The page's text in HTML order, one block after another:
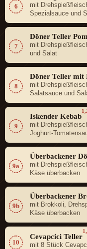
6
mit
Spezialsauce und
7
Döner Teller
mit
und Salat
8
Döner Teller mit
mit
Salatsauce und
9
Iskender Kebab
mit
Joghurt-
9a
Überbackener
mit
Käse überbacken
9b
Überbackener
mit Brokkoli,
Käse überbacken
10
Cevapcici Teller
mit 8 Stück